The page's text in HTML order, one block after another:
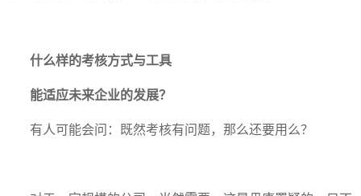
什么样的考核方式与工具
能适应未来企业的发展？
有人可能会问：既然考核有问题，那么还要用么？